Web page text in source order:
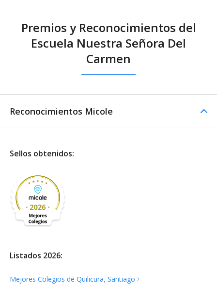
Casino / Cafetería -
Cocina propia
Premios y Reconocimientos del
Escuela Nuestra Señora Del
Carmen
Reconocimientos Micole
Sellos obtenidos:
Listados 2026:
Mejores Colegios de Quilicura, Santiago